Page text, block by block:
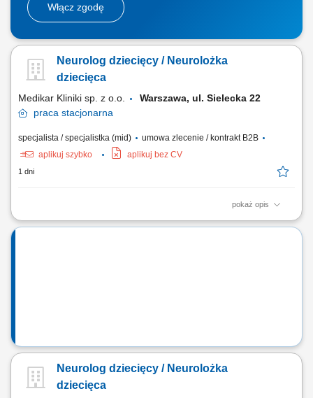
Włącz zgodę
Neurolog dziecięcy / Neurolożka
dziecięca
Medikar Kliniki sp. z o.o.
Warszawa, ul. Sielecka 22
praca stacjonarna
specjalista / specjalistka (mid)
umowa zlecenie / kontrakt B2B
aplikuj szybko
aplikuj bez CV
1 dni
pokaż opis
Udzielanie konsultacji neurologicznych zgodnie z aktualną wiedzą
Neurolog dziecięcy / Neurolożka
dziecięca